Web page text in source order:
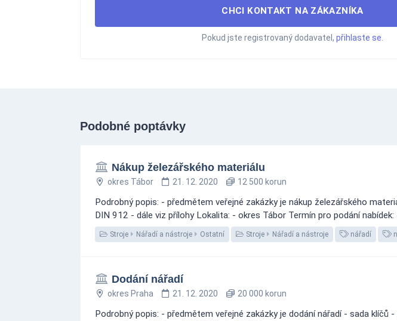
CHCI KONTAKT NA ZÁKAZNÍKA
Pokud jste registrovaný dodavatel, přihlaste se
Podobné poptávky
Nákup železářského materiálu
okres Tábor 21. 12. 2020 12 500 korun
Podrobný popis: - předmětem veřejné zakázky je nákup železářského
DIN 912 - dále viz přílohy Lokalita: - okres Tábor Termín pro podání
Stroje Nářadí a nástroje Ostatní Stroje Nářadí a nástroje nářadí
Dodání nářadí
okres Praha 21. 12. 2020 20 000 korun
Podrobný popis: - předmětem veřejné zakázky je dodání nářadí - sada